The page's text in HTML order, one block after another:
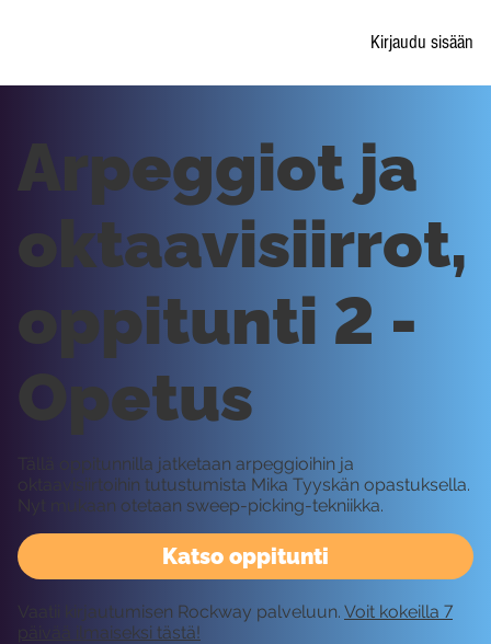
Kirjaudu sisään
Katso oppitunti
Arpeggiot ja
oktaavisiirrot,
oppitunti 2 -
Opetus
Tällä oppitunnilla jatketaan arpeggioihin ja
oktaavisiirtoihin tutustumista Mika Tyyskän opastuksella.
Nyt mukaan otetaan sweep-picking-tekniikka.
Vaatii kirjautumisen Rockway palveluun. Voit kokeilla 7
päivää ilmaiseksi tästä!